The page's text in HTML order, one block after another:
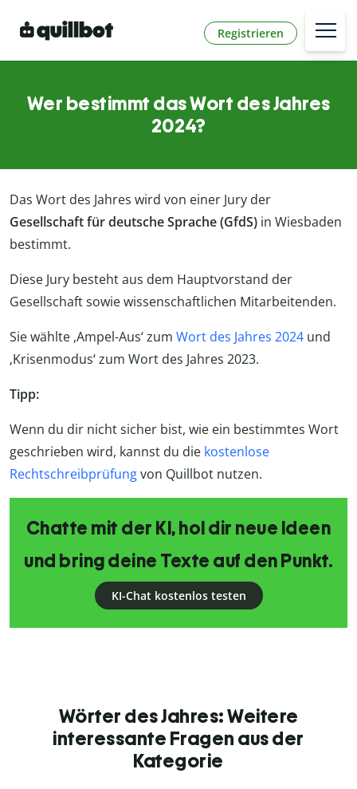
Registrieren
Wer bestimmt das Wort des Jahres
2024?
Das Wort des Jahres wird von einer Jury der
Gesellschaft für deutsche Sprache (GfdS) in Wiesbaden
bestimmt.
Diese Jury besteht aus dem Hauptvorstand der
Gesellschaft sowie wissenschaftlichen Mitarbeitenden.
Sie wählte ‚Ampel-Aus‘ zum Wort des Jahres 2024 und
‚Krisenmodus‘ zum Wort des Jahres 2023.
Tipp:
Wenn du dir nicht sicher bist, wie ein bestimmtes Wort
geschrieben wird, kannst du die kostenlose
Rechtschreibprüfungvon Quillbot nutzen.
Chatte mit der KI, hol dir neue Ideen
und bring deine Texte auf den Punkt.
KI-Chat kostenlos testen
Wörter des Jahres: Weitere
interessante Fragen aus der
Kategorie